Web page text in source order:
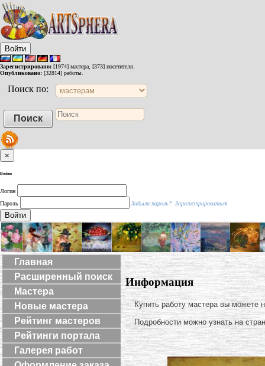
Войти
Зарегистрировано: [1974] мастера, [373] посетителя.
Опубликовано: [32814] работы.
Поиск по:
×
Войти
Логин
Пароль
Забыли пароль? Зарегистрироваться
Войти
Главная
Расширенный поиск
Мастера
Новые мастера
Рейтинг мастеров
Рейтинги портала
Галерея работ
Информация
Купить работу мастера вы можете
Подробности можно узнать на